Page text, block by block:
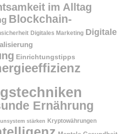
im Alltag
Blockchain-
Digitales Marketing Digitale
Einrichtungstipps
Ernährung
stärken Kryptowährungen